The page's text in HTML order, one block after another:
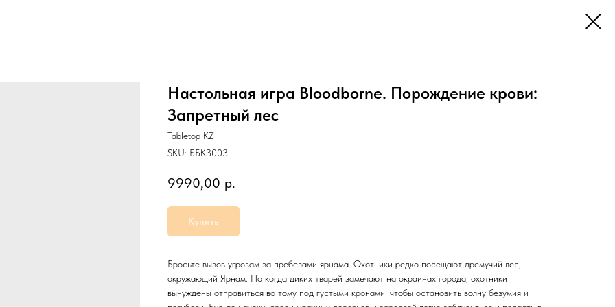
Настольная игра Bloodborne. Порождение крови:
Запретный лес
Tabletop KZ
SKU: ББКЗ003
9990,00 р.
Купить
Бросьте вызов угрозам за пребелами ярнама. Охотники редко посещают дремучий лес,
окружающий Ярнам. Но когда диких тварей замечают на окраинах города, охотники
вынуждены отправиться во тому под густыми кронами, чтобы остановить волну безумия и